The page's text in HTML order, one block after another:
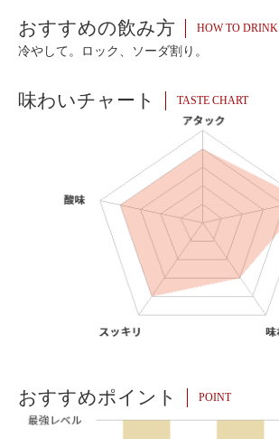
おすすめの飲み方 HOW TO DRINK
冷やして。ロック、ソーダ割り。
味わいチャート TASTE CHART
おすすめポイント POINT